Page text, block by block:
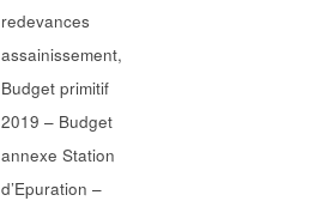
redevances
assainissement,
Budget primitif
2019 – Budget
annexe Station
d’Epuration –